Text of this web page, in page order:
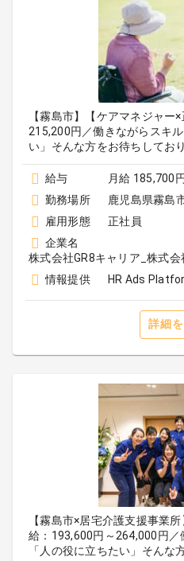
【霧島市】【ケアマネジャー
215,200円／働きながらスキ
い」そんな方をお待ちしてお
給与
月給 185,700
勤務場所
鹿児島県霧島
雇用形態
正社員
企業名
株式会社GR8キャリア_株式会
情報提供
HR Ads
詳細
【霧島市×居宅介護支援事業
給：193,600円～264,000円／
「人の役に立ちたい」そん